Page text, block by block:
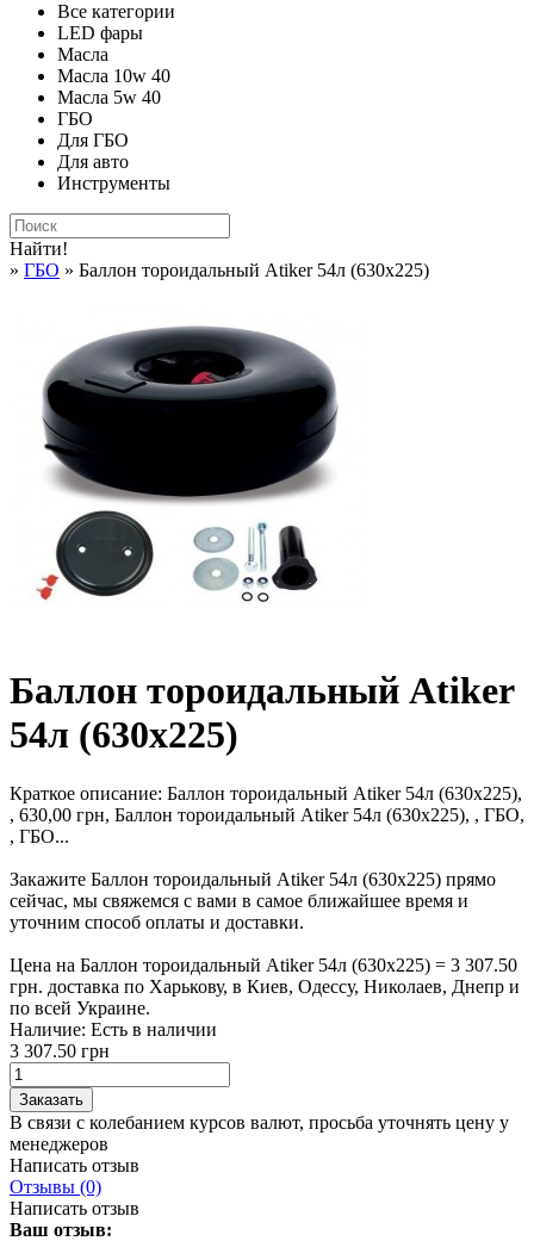
Все категории
LED фары
Масла
Масла 10w 40
Масла 5w 40
ГБО
Для ГБО
Для авто
Инструменты
Найти!
» ГБО » Баллон тороидальный Atiker 54л (630х225)
Баллон тороидальный Atiker
54л (630х225)
Краткое описание: Баллон тороидальный Atiker 54л (630х225),
, 630,00 грн, Баллон тороидальный Atiker 54л (630х225), , ГБО,
, ГБО...
Закажите Баллон тороидальный Atiker 54л (630х225) прямо
сейчас, мы свяжемся с вами в самое ближайшее время и
уточним способ оплаты и доставки.
Цена на Баллон тороидальный Atiker 54л (630х225) = 3 307.50
грн. доставка по Харькову, в Киев, Одессу, Николаев, Днепр и
по всей Украине.
Наличие: Есть в наличии
3 307.50 грн
В связи с колебанием курсов валют, просьба уточнять цену у
менеджеров
Написать отзыв
Отзывы (0)
Написать отзыв
Ваш отзыв: